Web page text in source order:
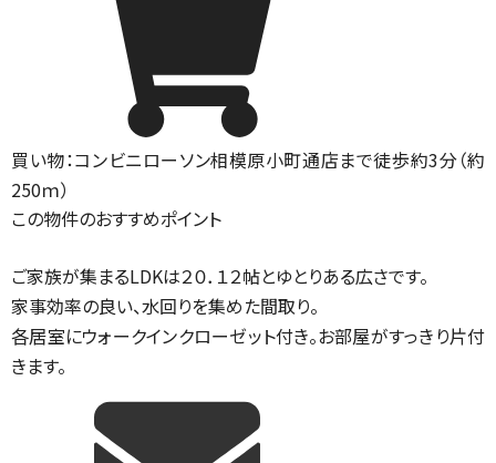
買い物：コンビニローソン相模原小町通店まで徒歩約3分（約
250ｍ）
この物件のおすすめポイント
ご家族が集まるLDKは２０．１２帖とゆとりある広さです。
家事効率の良い、水回りを集めた間取り。
各居室にウォークインクローゼット付き。お部屋がすっきり片付
きます。